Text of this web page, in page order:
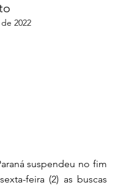
2022
de 5 estrelas.
suspendeu no fim
feira (2) as buscas